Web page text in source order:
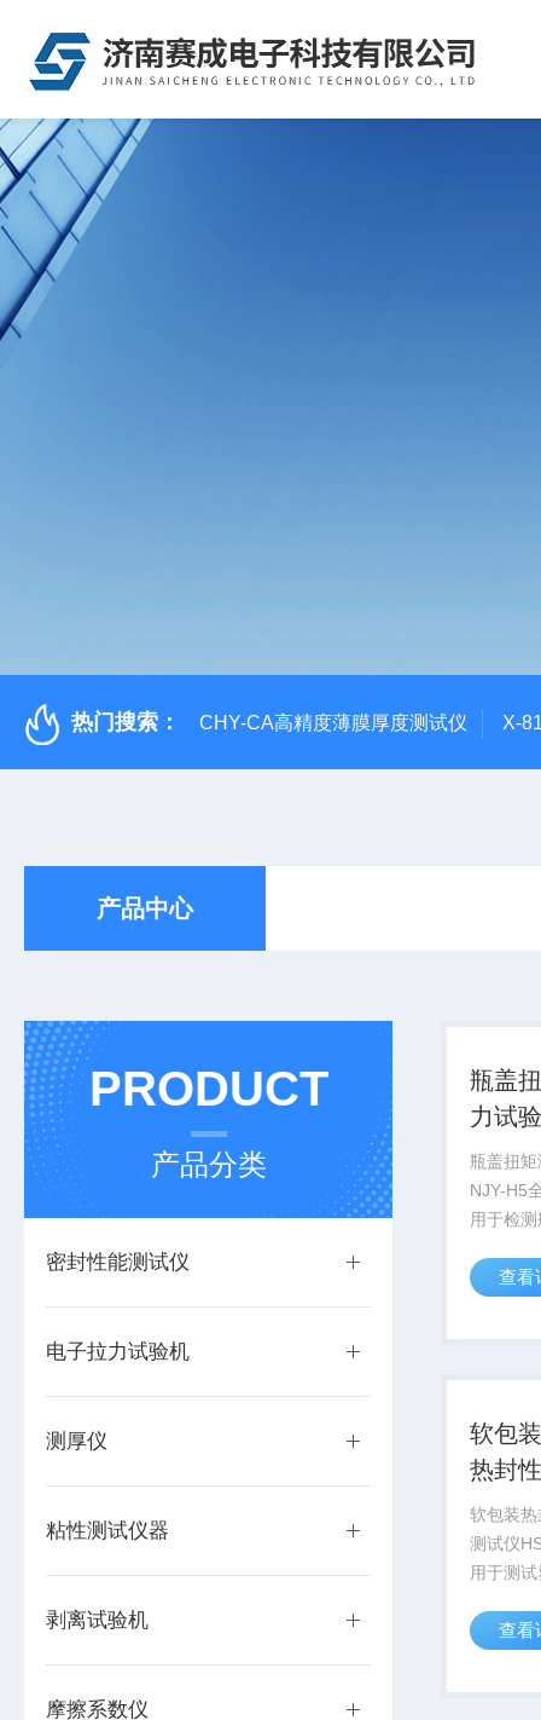
热门搜索： CHY-CA高精度薄膜厚度测试仪 X-
产品中心
PRODUCT
产品分类
密封性能测试仪
电子拉力试验机
测厚仪
粘性测试仪器
剥离试验机
摩擦系数仪
瓶盖
力试
瓶盖扭
NJY-H5
用于检
紧、开
在线检
查看
软包
热封
软包装
测试仪
用于测
时间及
品企业
查看